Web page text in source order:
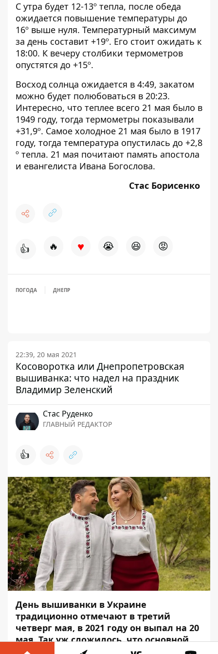
С утра будет 12-13º тепла, после обеда
ожидается повышение температуры до
16º выше нуля. Температурный максимум
за день составит +19º. Его стоит ожидать к
18:00. К вечеру столбики термометров
опустятся до +15º.
Восход солнца ожидается в 4:49, закатом
можно будет полюбоваться в 20:23.
Интересно, что теплее всего 21 мая было в
1949 году, тогда термометры показывали
+31,9º. Самое холодное 21 мая было в 1917
году, тогда температура опустилась до +2,8
º тепла. 21 мая почитают память апостола
и евангелиста Ивана Богослова.
Стас Борисенко
👍 🔥 ♥ 😭 😆 😡
ПОГОДА ДНЕПР
22:39, 20 мая 2021
Косоворотка или Днепропетровская
вышиванка: что надел на праздник
Владимир Зеленский
Стаc Руденко
ГЛАВНЫЙ РЕДАКТОР
👍
День вышиванки в Украине
традиционно отмечают в третий
четверг мая, в 2021 году он выпал на 20
мая. Так уж сложилось, что основной
темой для обсуждений сегодня стал